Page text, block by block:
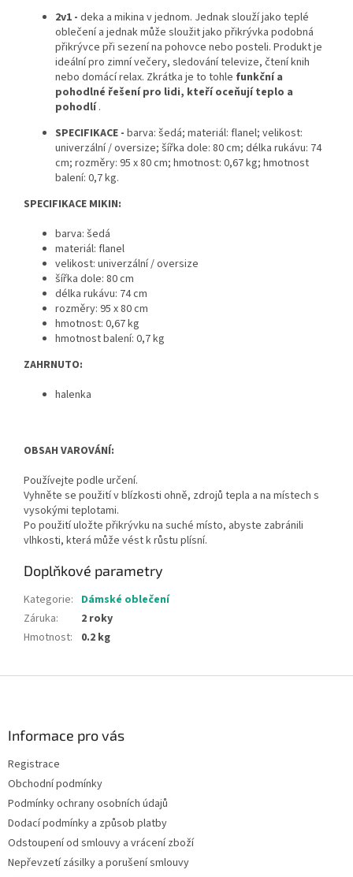
2v1 - deka a mikina v jednom. Jednak slouží jako teplé
oblečení a jednak může sloužit jako přikrývka podobná
přikrývce při sezení na pohovce nebo posteli. Produkt je
ideální pro zimní večery, sledování televize, čtení knih
nebo domácí relax. Zkrátka je to tohle funkční a
pohodlné řešení pro lidi, kteří oceňují teplo a
pohodlí .
SPECIFIKACE - barva: šedá; materiál: flanel; velikost:
univerzální / oversize; šířka dole: 80 cm; délka rukávu: 74
cm; rozměry: 95 x 80 cm; hmotnost: 0,67 kg; hmotnost
balení: 0,7 kg.
SPECIFIKACE MIKIN:
barva: šedá
materiál: flanel
velikost: univerzální / oversize
šířka dole: 80 cm
délka rukávu: 74 cm
rozměry: 95 x 80 cm
hmotnost: 0,67 kg
hmotnost balení: 0,7 kg
ZAHRNUTO:
halenka
OBSAH VAROVÁNÍ:
Používejte podle určení.
Vyhněte se použití v blízkosti ohně, zdrojů tepla a na místech s
vysokými teplotami.
Po použití uložte přikrývku na suché místo, abyste zabránili
vlhkosti, která může vést k růstu plísní.
Doplňkové parametry
Kategorie: Dámské oblečení
Záruka:
2 roky
Hmotnost: 0.2 kg
Informace pro vás
Registrace
Obchodní podmínky
Podmínky ochrany osobních údajů
Dodací podmínky a způsob platby
Odstoupení od smlouvy a vrácení zboží
Nepřevzetí zásilky a porušení smlouvy